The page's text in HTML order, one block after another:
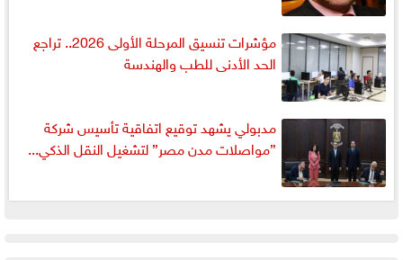
مؤشرات تنسيق المرحلة الأولى 2026.. تراجع
الحد الأدنى للطب والهندسة
مدبولي يشهد توقيع اتفاقية تأسيس شركة
”مواصلات مدن مصر” لتشغيل النقل الذكي...